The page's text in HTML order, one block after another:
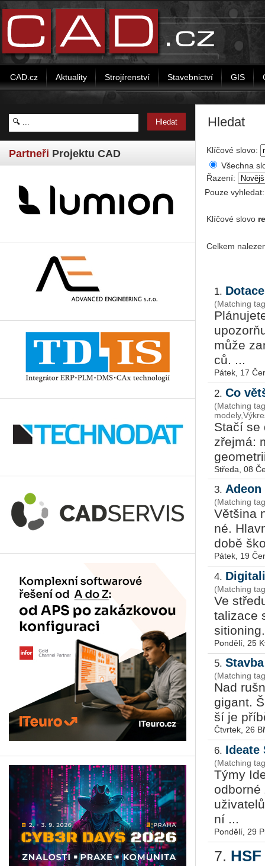
CAD.cz Aktuality Strojírenství Stavebnictví GIS
Partneři Projektu CAD
Hledat
Klíčové slovo:
Všechna
Řazení:
Pouze
Klíčové slovo
Celkem
1.
(Matching
může
ců. ...
Pátek, 17
2. Co
(Matching
Stačí se
zřej­má:
Středa, 08
3.
(Matching
Vět­ši­na
né.
době
Pátek, 19
4.
(Matching
Ve
ta­li­za­ce
Pondělí, 25
5.
(Matching
Nad
gi­gant.
ší je
Čtvrtek, 26
6. Ideate
(Matching
Týmy
ní ...
Pondělí, 29
7.